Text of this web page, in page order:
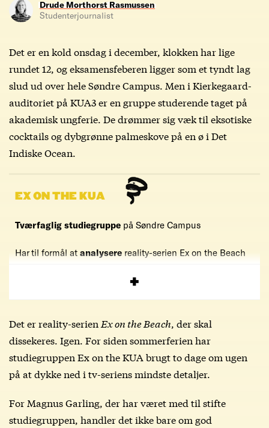
Drude Morthorst Rasmussen
Studenterjournalist
Det er en kold onsdag i december, klokken har lige
rundet 12, og eksamensfeberen ligger som et tyndt lag
slud ud over hele Søndre Campus. Men i Kierkegaard-
auditoriet på KUA3 er en gruppe studerende taget på
akademisk ungferie. De drømmer sig væk til eksotiske
cocktails og dybgrønne palmeskove på en ø i Det
Indiske Ocean.
EX ON THE KUA
Tværfaglig studiegruppe på Søndre Campus
Har til formål at analysere reality-serien Ex on the Beach
i lokale 9A.0.01
Det er reality-serien Ex on the Beach, der skal
dissekeres. Igen. For siden sommerferien har
studiegruppen Ex on the KUA brugt to dage om ugen
på at dykke ned i tv-seriens mindste detaljer.
For Magnus Garling, der har været med til stifte
studiegruppen, handler det ikke bare om god